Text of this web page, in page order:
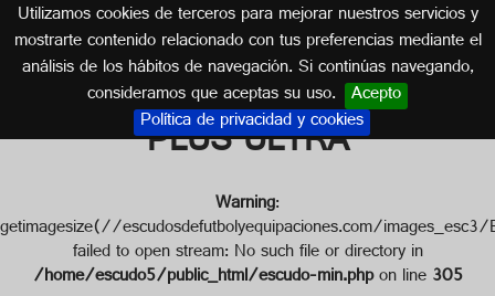
Utilizamos cookies de terceros para mejorar nuestros servicios y
mostrarte contenido relacionado con tus preferencias mediante el
análisis de los hábitos de navegación. Si continúas navegando,
consideramos que aceptas su uso. Acepto
Política de privacidad y cookies
Escudo de C.D. ATLÉTICO
PLUS ULTRA
HUELVA (ANDALUCÍA)
Warning:
getimagesize(//escudosdefutbolyequipaciones.com/
failed to open stream: No such file or directory in
/home/escudo5/public_html/escudo-min.phpon line305